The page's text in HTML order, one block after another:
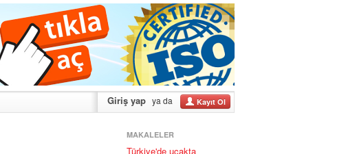
Giriş yap ya da Kayıt Ol
MAKALELER
Türkiye'de uçakta